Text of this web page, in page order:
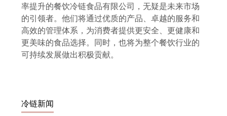
率提升的餐饮冷链食品有限公司，无疑是未来市场
的引领者。他们将通过优质的产品、卓越的服务和
高效的管理体系，为消费者提供更安全、更健康和
更美味的食品选择。同时，也将为整个餐饮行业的
可持续发展做出积极贡献。
冷链新闻